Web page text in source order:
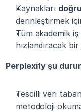
Kaynakları
derinleştirmek
Tüm akademik iş
hızlandıracak
Perplexity şu
Tescilli veri
metodoloji